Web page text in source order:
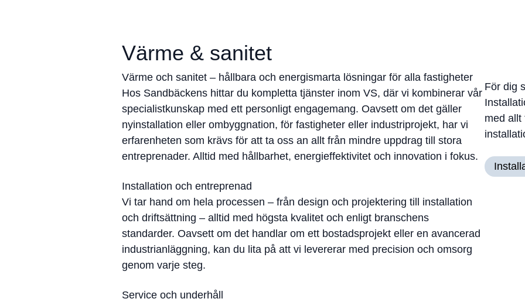
Värme & sanitet
Värme och sanitet – hållbara och energismarta lösningar för alla fastigheter
Hos Sandbäckens hittar du kompletta tjänster inom VS, där vi kombinerar vår
specialistkunskap med ett personligt engagemang. Oavsett om det gäller
nyinstallation eller ombyggnation, för fastigheter eller industriprojekt, har vi
erfarenheten som krävs för att ta oss an allt från mindre uppdrag till stora
entreprenader. Alltid med hållbarhet, energieffektivitet och innovation i fokus.
Installation och entreprenad
Vi tar hand om hela processen – från design och projektering till installation
och driftsättning – alltid med högsta kvalitet och enligt branschens
standarder. Oavsett om det handlar om ett bostadsprojekt eller en avancerad
industrianläggning, kan du lita på att vi levererar med precision och omsorg
genom varje steg.
Service och underhåll
För dig
med allt